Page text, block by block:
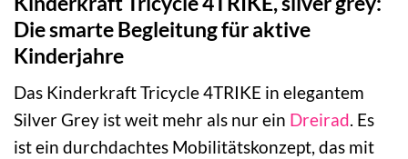
Die smarte Begleitung für aktive
Kinderjahre
Das Kinderkraft Tricycle 4TRIKE in elegantem
Silver Grey ist weit mehr als nur ein Dreirad. Es
ist ein durchdachtes Mobilitätskonzept, das mit